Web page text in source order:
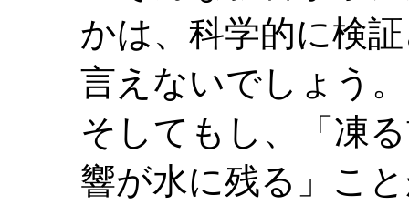
かは、科学的に検
言えないでしょう。
そしてもし、「凍
響が水に残る」こ